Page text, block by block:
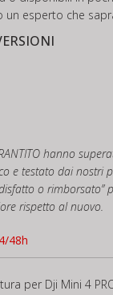
esperto che
hanno
e testato dai nostri
o rimborsato”
rispetto al nuovo.
48h
per Dji Mini 4